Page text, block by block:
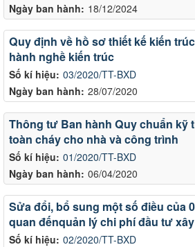
Ngày ban hành: 18/12/2024
Số kí hiệu: 03/2020/TT-BXD
Ngày ban hành: 28/07/2020
Quy định về hồ sơ thiết kế kiến
hành nghề kiến trúc
Số kí hiệu: 01/2020/TT-BXD
Ngày ban hành: 06/04/2020
Thông tư Ban hành Quy chuẩn kỹ
toàn cháy cho nhà và công trình
Số kí hiệu: 02/2020/TT-BXD
Sửa đổi, bổ sung một số điều của
quan đếnquản lý chi phí đầu tư